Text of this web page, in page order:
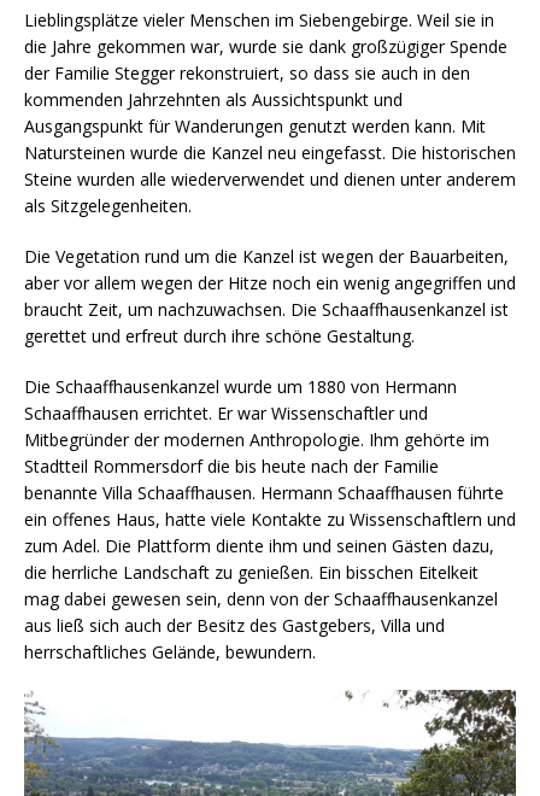
Lieblingsplätze vieler Menschen im Siebengebirge. Weil sie in
die Jahre gekommen war, wurde sie dank großzügiger Spende
der Familie Stegger rekonstruiert, so dass sie auch in den
kommenden Jahrzehnten als Aussichtspunkt und
Ausgangspunkt für Wanderungen genutzt werden kann. Mit
Natursteinen wurde die Kanzel neu eingefasst. Die historischen
Steine wurden alle wiederverwendet und dienen unter anderem
als Sitzgelegenheiten.
Die Vegetation rund um die Kanzel ist wegen der Bauarbeiten,
aber vor allem wegen der Hitze noch ein wenig angegriffen und
braucht Zeit, um nachzuwachsen. Die Schaaffhausenkanzel ist
gerettet und erfreut durch ihre schöne Gestaltung.
Die Schaaffhausenkanzel wurde um 1880 von Hermann
Schaaffhausen errichtet. Er war Wissenschaftler und
Mitbegründer der modernen Anthropologie. Ihm gehörte im
Stadtteil Rommersdorf die bis heute nach der Familie
benannte Villa Schaaffhausen. Hermann Schaaffhausen führte
ein offenes Haus, hatte viele Kontakte zu Wissenschaftlern und
zum Adel. Die Plattform diente ihm und seinen Gästen dazu,
die herrliche Landschaft zu genießen. Ein bisschen Eitelkeit
mag dabei gewesen sein, denn von der Schaaffhausenkanzel
aus ließ sich auch der Besitz des Gastgebers, Villa und
herrschaftliches Gelände, bewundern.